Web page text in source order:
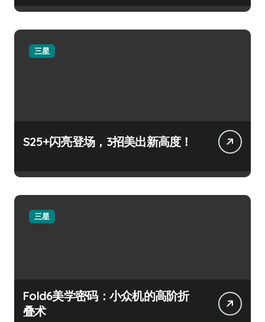
三星
S25+闪亮登场，3招美出新高度！
三星
Fold6美学密码：小众机的高阶折
叠术